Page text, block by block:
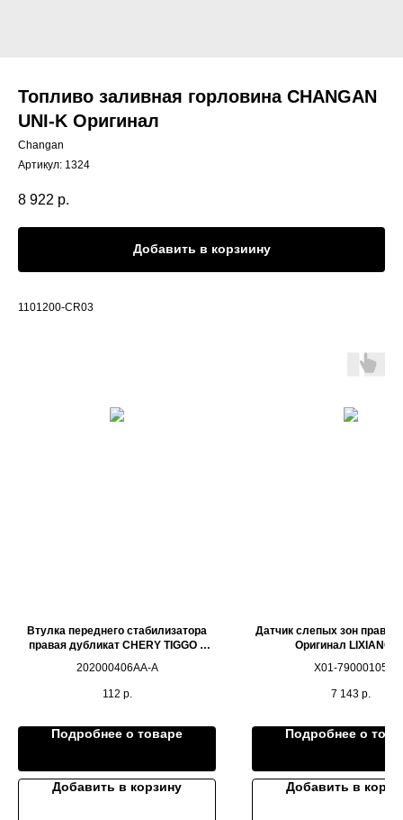
Топливо заливная горловина CHANGAN
UNI-K Оригинал
Changan
Артикул: 1324
8 922 р.
Добавить в корзиину
1101200-CR03
Втулка переднего стабилизатора
правая дубликат CHERY TIGGO 4
202000406AA-A
112 р.
Подробнее о товаре
Добавить в корзину
Датчик слепых зон правой
Оригинал LIXIANG
X01-79000105
7 143 р.
Подробнее о
Добавить в